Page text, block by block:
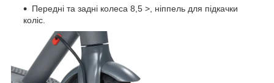
Передні та задні колеса 8,5 >, ніппель для підкачки
коліс.